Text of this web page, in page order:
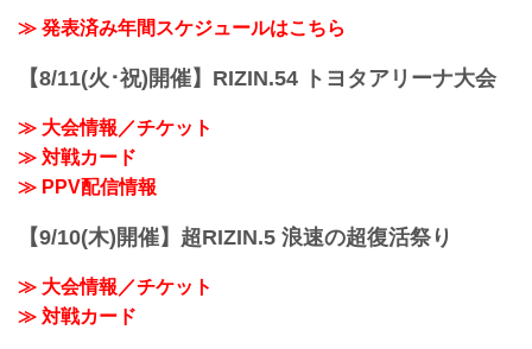
※試合内容、イベント進行によって終了
ご了承ください。
会場に来れない方はお好きな配信サービ
スで、湘南美容クリニック presents
RIZIN.38を全試合リアルタイムで視聴し
よう！
14:00〜 前売り¥5,000(税込)
当日¥5,500(税込) RIZIN S...
≫ 発表済み年間スケジュールはこちら
【8/11(火･祝)開催】RIZIN.54 トヨタアリーナ大会
≫ 大会情報／チケット
≫ 対戦カード
≫ PPV配信情報
【9/10(木)開催】超RIZIN.5 浪速の超復活祭り
≫ 大会情報／チケット
≫ 対戦カード